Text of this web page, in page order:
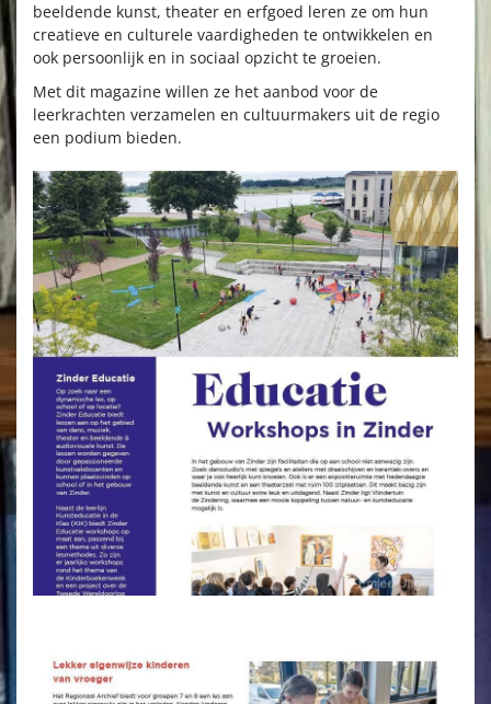
beeldende kunst, theater en erfgoed leren ze om hun
creatieve en culturele vaardigheden te ontwikkelen en
ook persoonlijk en in sociaal opzicht te groeien.
Met dit magazine willen ze het aanbod voor de
leerkrachten verzamelen en cultuurmakers uit de regio
een podium bieden.
VERGROTEN